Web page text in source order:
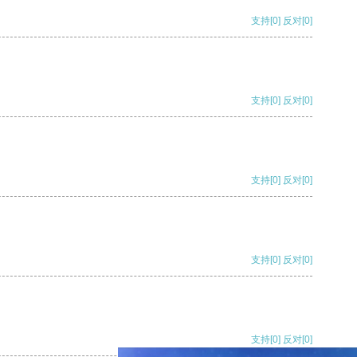
支持[0] 反对[0]
支持[0] 反对[0]
支持[0] 反对[0]
支持[0] 反对[0]
支持[0] 反对[0]